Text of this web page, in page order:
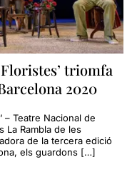
triomfa
2020
– Teatre Nacional de
La Rambla de les
de la tercera edició
els guardons […]